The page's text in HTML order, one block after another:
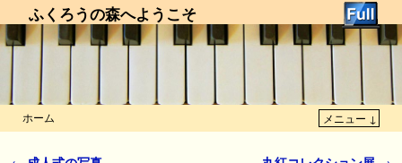
ふくろうの森へようこそ
ホーム メニュー ↓